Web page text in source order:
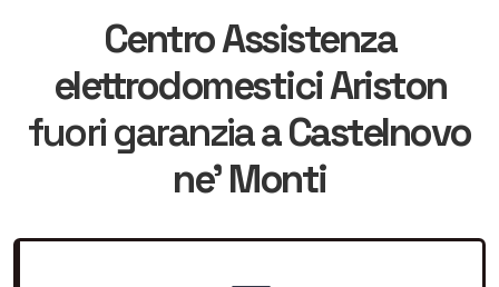
Centro Assistenza
elettrodomestici Ariston
fuori garanziaa Castelnovo
ne' Monti